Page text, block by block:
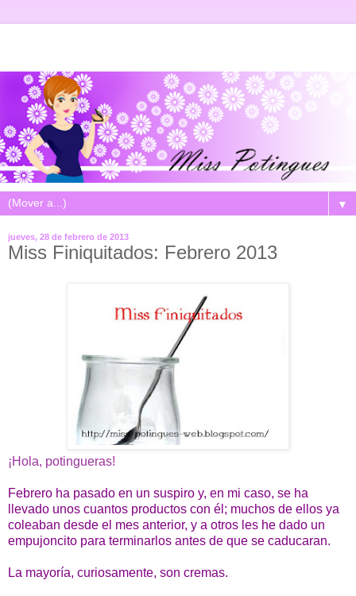
▼
jueves, 28 de febrero de 2013
Miss Finiquitados: Febrero 2013
¡Hola, potingueras!
Febrero ha pasado en un suspiro y, en mi caso, se ha
llevado unos cuantos productos con él; muchos de ellos ya
coleaban desde el mes anterior, y a otros les he dado un
empujoncito para terminarlos antes de que se caducaran.
La mayoría, curiosamente, son cremas.